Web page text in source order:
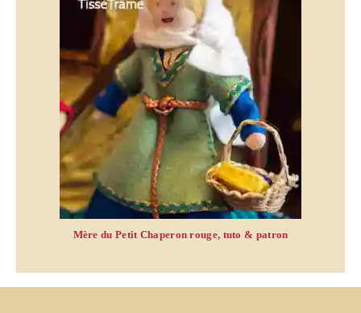
Mère du Petit Chaperon rouge, tuto & patron